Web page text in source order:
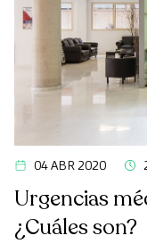
04 ABR 2020
Urgencias
¿Cuáles son?